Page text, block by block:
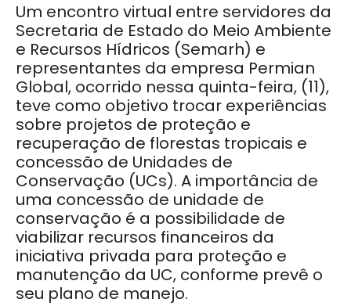
Um encontro virtual entre servidores da
Secretaria de Estado do Meio Ambiente
e Recursos Hídricos (Semarh) e
representantes da empresa Permian
Global, ocorrido nessa quinta-feira, (11),
teve como objetivo trocar experiências
sobre projetos de proteção e
recuperação de florestas tropicais e
concessão de Unidades de
Conservação (UCs). A importância de
uma concessão de unidade de
conservação é a possibilidade de
viabilizar recursos financeiros da
iniciativa privada para proteção e
manutenção da UC, conforme prevê o
seu plano de manejo.